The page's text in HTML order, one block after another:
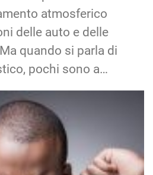
atmosferico
delle auto e delle
quando si parla di
pochi sono a…